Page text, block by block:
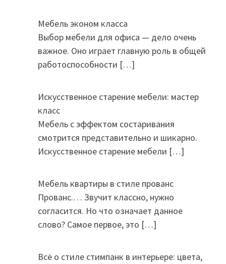
Мебель эконом класса
Выбор мебели для офиса — дело очень
важное. Оно играет главную роль в общей
работоспособности […]
Искусственное старение мебели: мастер
класс
Мебель с эффектом состаривания
смотрится представительно и шикарно.
Искусственное старение мебели […]
Мебель квартиры в стиле прованс
Прованс.… Звучит классно, нужно
согласится. Но что означает данное
слово? Самое первое, это […]
Всё о стиле стимпанк в интерьере: цвета,